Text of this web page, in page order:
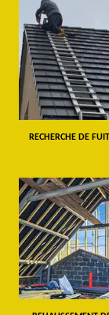
RECHERCHE DE